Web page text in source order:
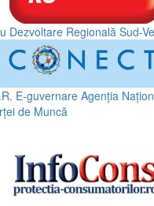
Dezvoltare Regională Sud-
E-guvernare Agenția
de Muncă